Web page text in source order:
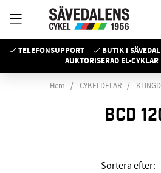
TELEFONSUPPORT BUTIK I
AUKTORISERAD EL-CYKLAR
Hem CYKELDELAR
BCD
Sortera efter: